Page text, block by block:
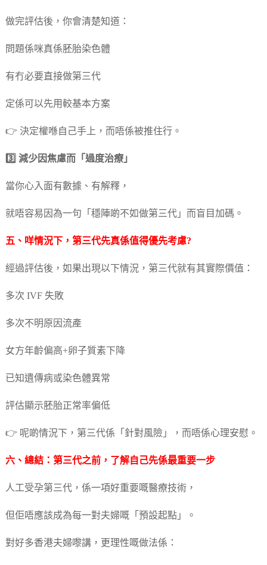
做完評估後，你會清楚知道：
問題係咪真係胚胎染色體
有冇必要直接做第三代
定係可以先用較基本方案
👉 決定權喺自己手上，而唔係被推住行。
3️⃣ 減少因焦慮而「過度治療」
當你心入面有數據、有解釋，
就唔容易因為一句「穩陣啲不如做第三代」而盲目加碼。
五、咩情況下，第三代先真係值得優先考慮?
經過評估後，如果出現以下情況，第三代就有其實際價值：
多次 IVF 失敗
多次不明原因流產
女方年齡偏高+卵子質素下降
已知遺傳病或染色體異常
評估顯示胚胎正常率偏低
👉 呢啲情況下，第三代係「針對風險」，而唔係心理安慰。
六、總結：第三代之前，了解自己先係最重要一步
人工受孕第三代，係一項好重要嘅醫療技術，
但佢唔應該成為每一對夫婦嘅「預設起點」。
對好多香港夫婦嚟講，更理性嘅做法係：